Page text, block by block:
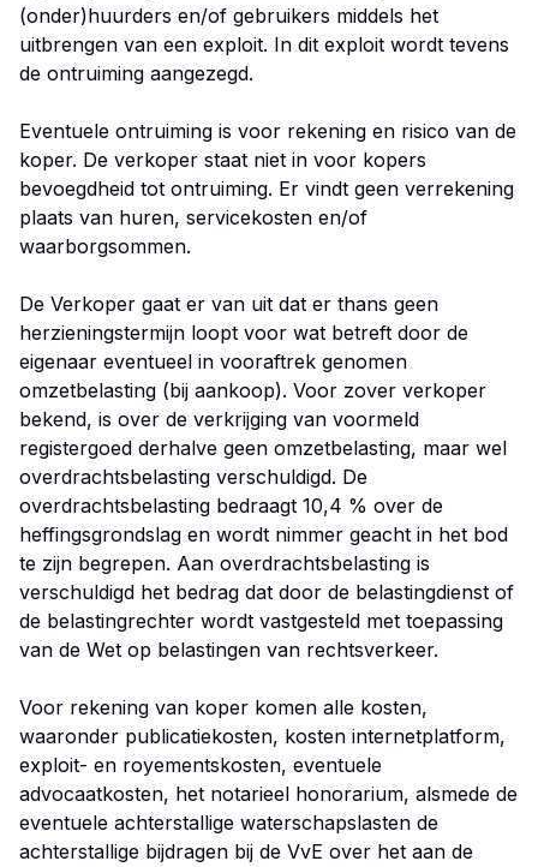
(onder)huurders en/of gebruikers middels het
uitbrengen van een exploit. In dit exploit wordt tevens
de ontruiming aangezegd.
Eventuele ontruiming is voor rekening en risico van de
koper. De verkoper staat niet in voor kopers
bevoegdheid tot ontruiming. Er vindt geen verrekening
plaats van huren, servicekosten en/of
waarborgsommen.
De Verkoper gaat er van uit dat er thans geen
herzieningstermijn loopt voor wat betreft door de
eigenaar eventueel in vooraftrek genomen
omzetbelasting (bij aankoop). Voor zover verkoper
bekend, is over de verkrijging van voormeld
registergoed derhalve geen omzetbelasting, maar wel
overdrachtsbelasting verschuldigd. De
overdrachtsbelasting bedraagt 10,4 % over de
heffingsgrondslag en wordt nimmer geacht in het bod
te zijn begrepen. Aan overdrachtsbelasting is
verschuldigd het bedrag dat door de belastingdienst of
de belastingrechter wordt vastgesteld met toepassing
van de Wet op belastingen van rechtsverkeer.
Voor rekening van koper komen alle kosten,
waaronder publicatiekosten, kosten internetplatform,
exploit- en royementskosten, eventuele
advocaatkosten, het notarieel honorarium, alsmede de
eventuele achterstallige waterschapslasten de
achterstallige bijdragen bij de VvE over het aan de